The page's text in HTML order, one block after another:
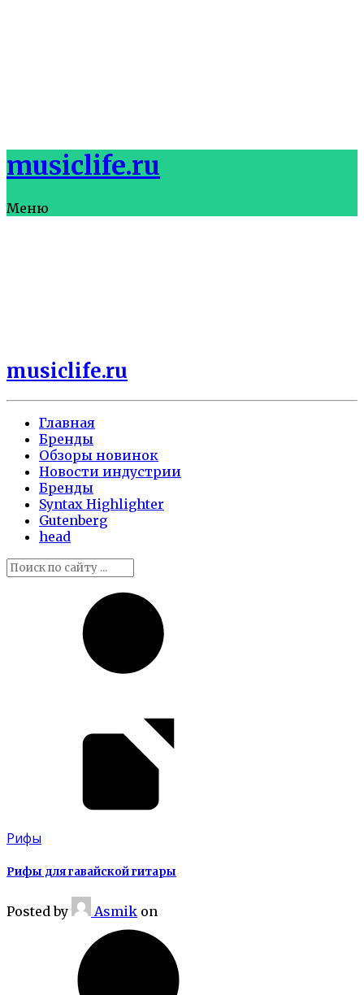
musiclife.ru
Меню
musiclife.ru
Главная
Бренды
Обзоры новинок
Новости индустрии
Бренды
Syntax Highlighter
Gutenberg
head
Рифы
Рифы для гавайской гитары
Postedby Asmik on